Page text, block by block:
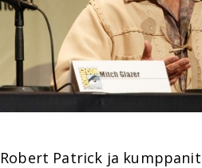
Robert Patrick ja